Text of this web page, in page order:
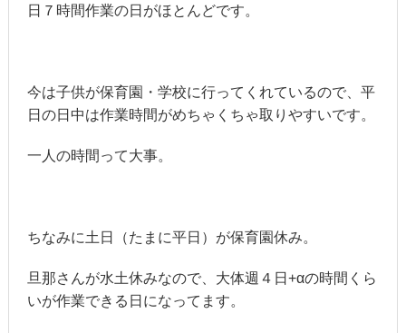
日７時間作業の日がほとんどです。
今は子供が保育園・学校に行ってくれているので、平
日の日中は作業時間がめちゃくちゃ取りやすいです。
一人の時間って大事。
ちなみに土日（たまに平日）が保育園休み。
旦那さんが水土休みなので、大体週４日+αの時間くら
いが作業できる日になってます。